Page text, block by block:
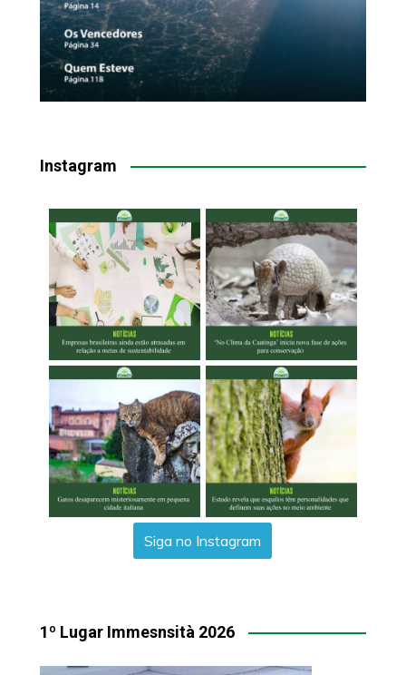
Instagram
Siga no Instagram
1º Lugar Immesnsità 2026